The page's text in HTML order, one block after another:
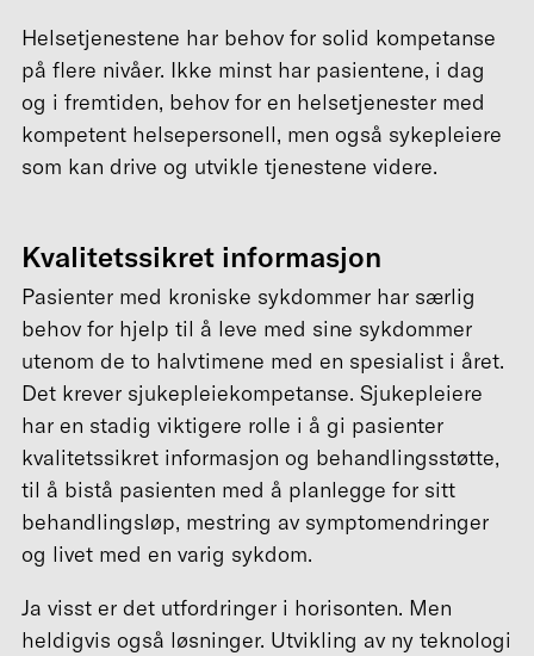
Helsetjenestene har behov for solid kompetanse
på flere nivåer. Ikke minst har pasientene, i dag
og i fremtiden, behov for en helsetjenester med
kompetent helsepersonell, men også sykepleiere
som kan drive og utvikle tjenestene videre.
Kvalitetssikret informasjon
Pasienter med kroniske sykdommer har særlig
behov for hjelp til å leve med sine sykdommer
utenom de to halvtimene med en spesialist i året.
Det krever sjukepleiekompetanse. Sjukepleiere
har en stadig viktigere rolle i å gi pasienter
kvalitetssikret informasjon og behandlingsstøtte,
til å bistå pasienten med å planlegge for sitt
behandlingsløp, mestring av symptomendringer
og livet med en varig sykdom.
Ja visst er det utfordringer i horisonten. Men
heldigvis også løsninger. Utvikling av ny teknologi